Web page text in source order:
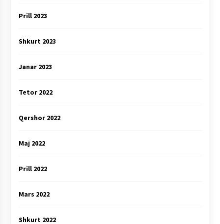
Prill 2023
Shkurt 2023
Janar 2023
Tetor 2022
Qershor 2022
Maj 2022
Prill 2022
Mars 2022
Shkurt 2022